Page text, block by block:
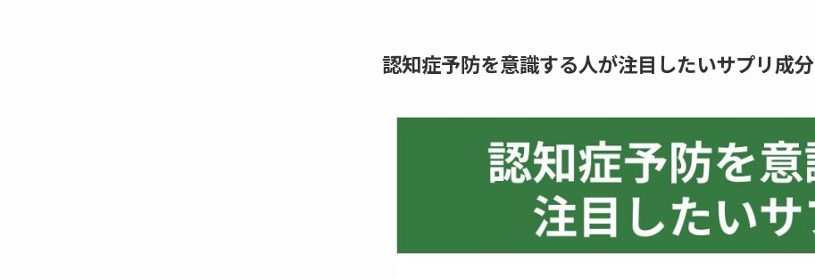
認知症予防を意識する人が注目したいサプリ成分